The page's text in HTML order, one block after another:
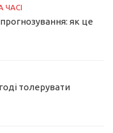
ЧАСІ
як це
толерувати